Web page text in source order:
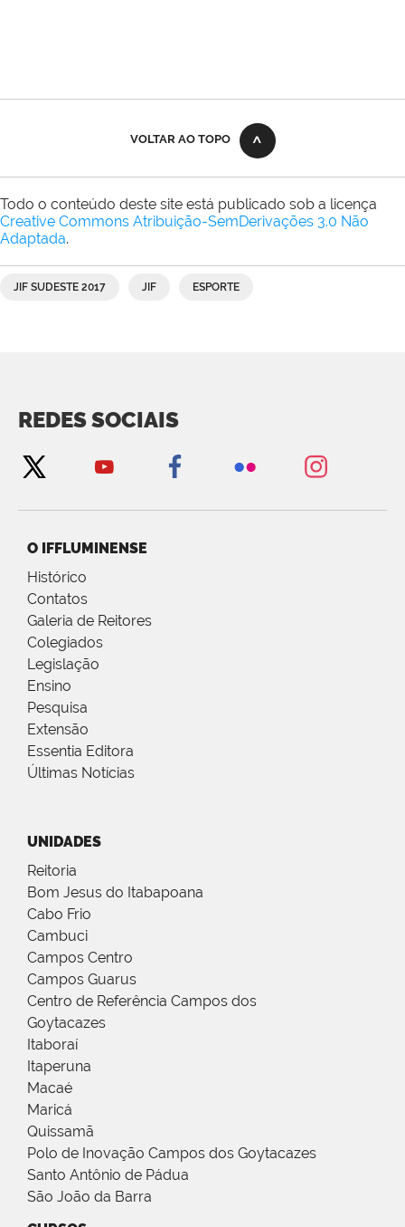
VOLTAR AO TOPO
Todo o conteúdo deste site está publicado sob a licença
Creative Commons Atribuição-SemDerivações 3.0 Não
Adaptada.
JIF SUDESTE 2017 JIF ESPORTE
REDES SOCIAIS
O IFFLUMINENSE
Histórico
Contatos
Galeria de Reitores
Colegiados
Legislação
Ensino
Pesquisa
Extensão
Essentia Editora
Últimas Notícias
UNIDADES
Reitoria
Bom Jesus do Itabapoana
Cabo Frio
Cambuci
Campos Centro
Campos Guarus
Centro de Referência Campos dos
Goytacazes
Itaboraí
Itaperuna
Macaé
Maricá
Quissamã
Polo de Inovação Campos dos Goytacazes
Santo Antônio de Pádua
São João da Barra